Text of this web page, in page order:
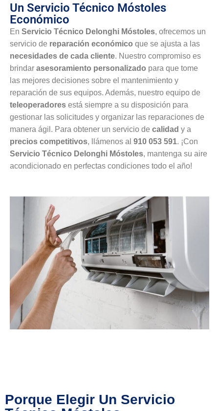
Un Servicio Técnico Móstoles
Económico
En Servicio Técnico Delonghi Móstoles, ofrecemos un
servicio de reparación económico que se ajusta a las
necesidades de cada cliente. Nuestro compromiso es
brindar asesoramiento personalizado para que tome
las mejores decisiones sobre el mantenimiento y
reparación de sus equipos. Además, nuestro equipo de
teleoperadores está siempre a su disposición para
gestionar las solicitudes y organizar las reparaciones de
manera ágil. Para obtener un servicio de calidad y a
precios competitivos, llámenos al 910 053 591. ¡Con
Servicio Técnico Delonghi Móstoles, mantenga su aire
acondicionado en perfectas condiciones todo el año!
Porque Elegir Un Servicio